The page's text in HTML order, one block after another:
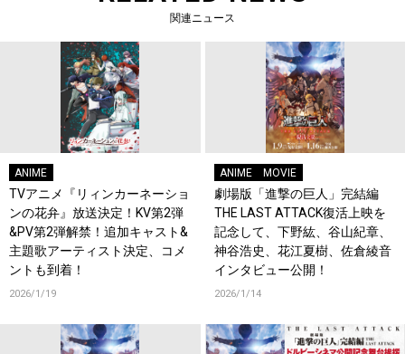
関連ニュース
ANIME
TVアニメ『リィンカーネーショ
ンの花弁』放送決定！KV第2弾
&PV第2弾解禁！追加キャスト&
主題歌アーティスト決定、コメ
ントも到着！
2026/1/19
ANIME MOVIE
劇場版「進撃の巨人」完結編
THE LAST ATTACK復活上映を
記念して、下野紘、谷山紀章、
神谷浩史、花江夏樹、佐倉綾音
インタビュー公開！
2026/1/14